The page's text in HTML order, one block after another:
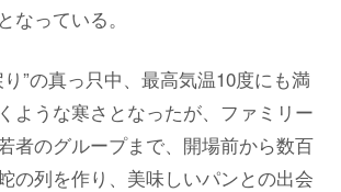
なっている。
”の真っ只中、最高気温10度にも満
ような寒さとなったが、ファミリー
者のグループまで、開場前から数百
の列を作り、美味しいパンとの出会